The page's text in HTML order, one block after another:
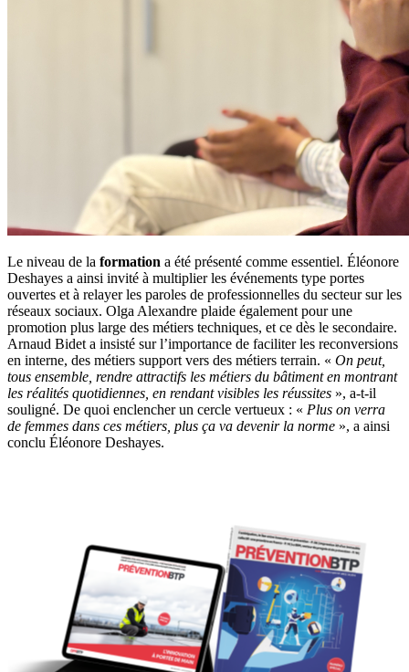
Le niveau de la formation a été présenté comme essentiel. Éléonore
Deshayes a ainsi invité à multiplier les événements type portes
ouvertes et à relayer les paroles de professionnelles du secteur sur les
réseaux sociaux. Olga Alexandre plaide également pour une
promotion plus large des métiers techniques, et ce dès le secondaire.
Arnaud Bidet a insisté sur l’importance de faciliter les reconversions
en interne, des métiers support vers des métiers terrain. « On peut,
tous ensemble, rendre attractifs les métiers du bâtiment en montrant
les réalités quotidiennes, en rendant visibles les réussites », a-t-il
souligné. De quoi enclencher un cercle vertueux : « Plus on verra
de femmes dans ces métiers, plus ça va devenir la norme », a ainsi
conclu Éléonore Deshayes.